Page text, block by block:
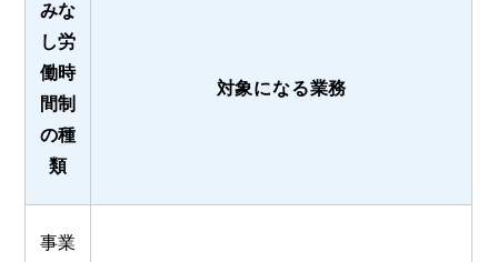
みな
し労
働時
間制
の種
類
対象になる業務
事業